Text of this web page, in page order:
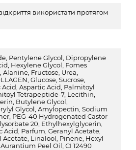
використати протягом
Pentylene Glycol, Dipropylene
Hexylene Glycol, Fomes
Fructose, Urea,
Glucose, Sucrose,
Aspartic Acid, Palmitoyl
Tetrapeptide-7, Lecithin,
Butylene Glycol,
Glycol, Amylopectin, Sodium
PEG-40 Hydrogenated Castor
20, Ethylhexylglycerin,
Parfum, Geranyl Acetate,
Linalool, Pinene, Hexyl
Peel Oil, CI 12490